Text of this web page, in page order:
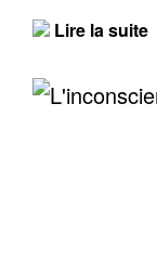
Lire la suite